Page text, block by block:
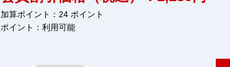
加算ポイント：24 ポイント
ポイント： 利用可能